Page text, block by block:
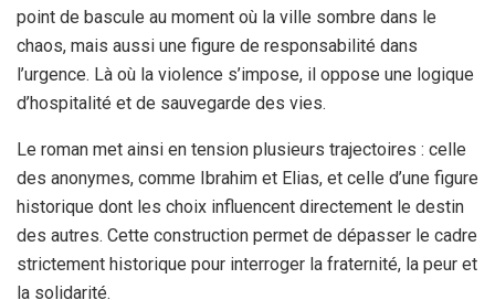
point de bascule au moment où la ville sombre dans le
chaos, mais aussi une figure de responsabilité dans
l’urgence. Là où la violence s’impose, il oppose une logique
d’hospitalité et de sauvegarde des vies.
Le roman met ainsi en tension plusieurs trajectoires : celle
des anonymes, comme Ibrahim et Elias, et celle d’une figure
historique dont les choix influencent directement le destin
des autres. Cette construction permet de dépasser le cadre
strictement historique pour interroger la fraternité, la peur et
la solidarité.